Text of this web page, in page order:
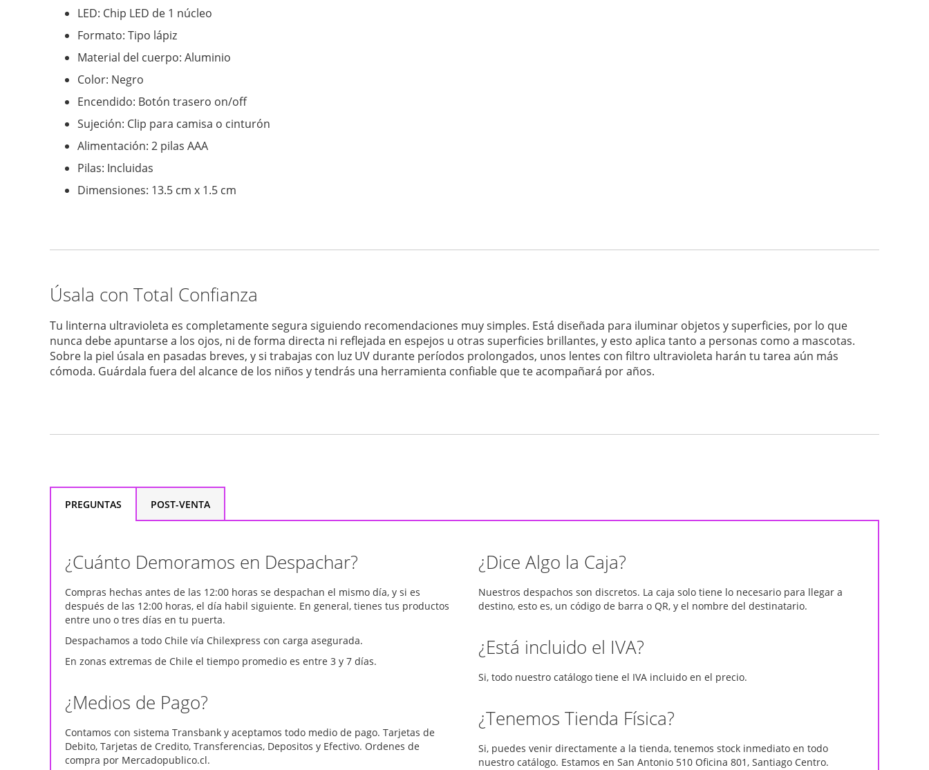
LED: Chip LED de 1 núcleo
Formato: Tipo lápiz
Material del cuerpo: Aluminio
Color: Negro
Encendido: Botón trasero on/off
Sujeción: Clip para camisa o cinturón
Alimentación: 2 pilas AAA
Pilas: Incluidas
Dimensiones: 13.5 cm x 1.5 cm
Úsala con Total Confianza
Tu linterna ultravioleta es completamente segura siguiendo recomendaciones muy simples. Está diseñada para iluminar objetos y superficies, por lo que
nunca debe apuntarse a los ojos, ni de forma directa ni reflejada en espejos u otras superficies brillantes, y esto aplica tanto a personas como a mascotas.
Sobre la piel úsala en pasadas breves, y si trabajas con luz UV durante períodos prolongados, unos lentes con filtro ultravioleta harán tu tarea aún más
cómoda. Guárdala fuera del alcance de los niños y tendrás una herramienta confiable que te acompañará por años.
PREGUNTAS POST-VENTA
¿Cuánto Demoramos en Despachar?
Compras hechas antes de las 12:00 horas se despachan el mismo día, y si es
después de las 12:00 horas, el día habil siguiente. En general, tienes tus productos
entre uno o tres días en tu puerta.
Despachamos a todo Chile vía Chilexpress con carga asegurada.
En zonas extremas de Chile el tiempo promedio es entre 3 y 7 días.
¿Medios de Pago?
Contamos con sistema Transbank y aceptamos todo medio de pago. Tarjetas de
Debito, Tarjetas de Credito, Transferencias, Depositos y Efectivo. Ordenes de
compra por Mercadopublico.cl.
¿Dice Algo la Caja?
Nuestros despachos son discretos. La caja solo tiene lo necesario para llegar a
destino, esto es, un código de barra o QR, y el nombre del destinatario.
¿Está incluido el IVA?
Si, todo nuestro catálogo tiene el IVA incluido en el precio.
¿Tenemos Tienda Física?
Si, puedes venir directamente a la tienda, tenemos stock inmediato en todo
nuestro catálogo. Estamos en San Antonio 510 Oficina 801, Santiago Centro.